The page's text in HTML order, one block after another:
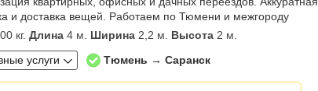
и доставка вещей. Работаем по Тюмени и межгороду
кг. Длина 4 м. Ширина 2,2 м. Высота 2 м.
услуги
Тюмень → Саранск